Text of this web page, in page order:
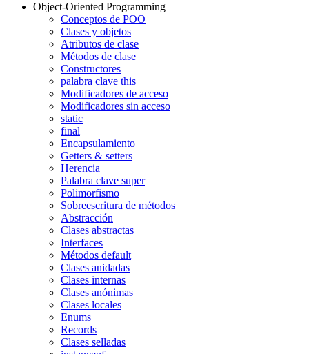
Object-Oriented Programming
Conceptos de POO
Clases y objetos
Atributos de clase
Métodos de clase
Constructores
palabra clave this
Modificadores de acceso
Modificadores sin acceso
static
final
Encapsulamiento
Getters & setters
Herencia
Palabra clave super
Polimorfismo
Sobreescritura de métodos
Abstracción
Clases abstractas
Interfaces
Métodos default
Clases anidadas
Clases internas
Clases anónimas
Clases locales
Enums
Records
Clases selladas